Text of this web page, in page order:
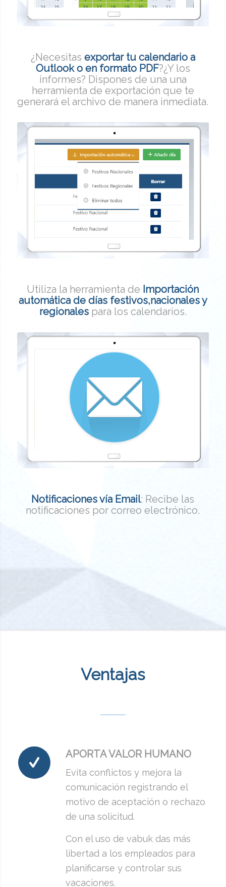
¿Necesitas exportar tu calendario a
Outlook o en formato PDF?¿Y los
informes? Dispones de una una
herramienta de exportación que te
generará el archivo de manera inmediata.
Utiliza la herramienta de Importación
automática de días festivos,nacionales y
regionalespara los calendarios.
Notificaciones vía Email: Recibe las
notificaciones por correo electrónico.
Ventajas
APORTA VALOR HUMANO
Evita conflictos y mejora la
comunicación registrando el
motivo de aceptación o rechazo
de una solicitud.
Con el uso de vabuk das más
libertad a los empleados para
planificarse y controlar sus
vacaciones.